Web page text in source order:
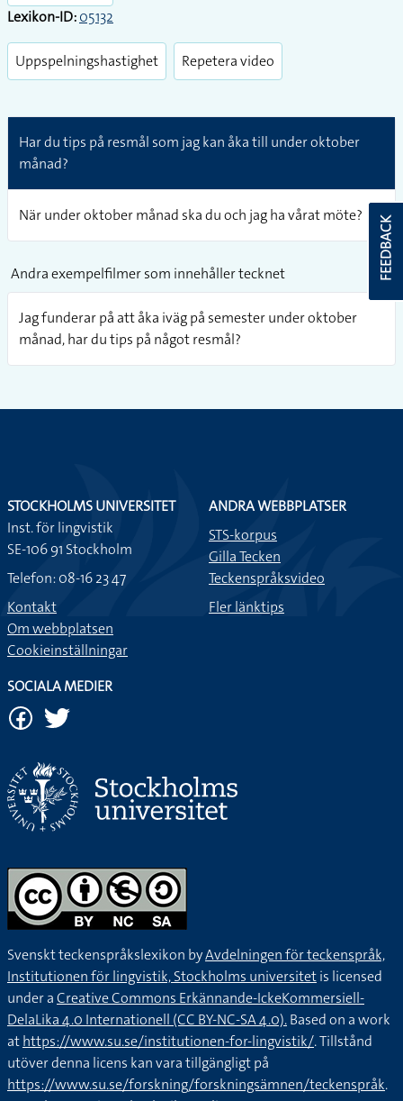
Lexikon-ID:05132
Uppspelningshastighet Repetera video
Har du tips på resmål som jag kan åka till under oktober
månad?
När under oktober månad ska du och jag ha vårat möte?
Andra exempelfilmer som innehåller tecknet
Jag funderar på att åka iväg på semester under oktober
månad, har du tips på något resmål?
FEEDBACK
STOCKHOLMS UNIVERSITET
Inst. för lingvistik
SE-106 91 Stockholm
Telefon: 08-16 23 47
Kontakt
Om webbplatsen
Cookieinställningar
ANDRA WEBBPLATSER
STS-korpus
Gilla Tecken
Teckenspråksvideo
Fler länktips
SOCIALA MEDIER
Svenskt teckenspråkslexikon byAvdelningen för teckenspråk,
Institutionen för lingvistik, Stockholms universitetis licensed
under aCreative Commons Erkännande-IckeKommersiell-
DelaLika 4.0 Internationell (CC BY-NC-SA 4.0).Based on a work
athttps://www.su.se/institutionen-for-lingvistik/. Tillstånd
utöver denna licens kan vara tillgängligt på
https://www.su.se/forskning/forskningsämnen/teckenspråk.